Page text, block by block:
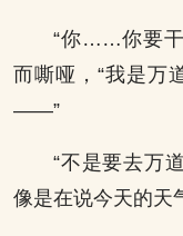
“你……你要干
而嘶哑，“我是万
——”
“不是要去万
像是在说今天的天